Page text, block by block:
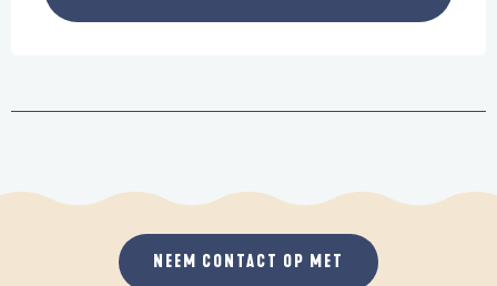
NEEM CONTACT OP MET